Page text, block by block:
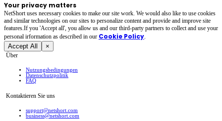
Your privacy matters
NetShort uses necessary cookies to make our site work. We would also like to use cookies
and similar technologies on our sites to personalize content and provide and improve site
features.If you 'Accept all', you allow us and our third-party partners to collect and use your
personal irformation as described in our Cookie Policy.
Accept All ×
Über
Nutzungsbedingungen
Datenschutzpolitik
FAQ
Kontaktieren Sie uns
support@netshort.com
business@netshort.com